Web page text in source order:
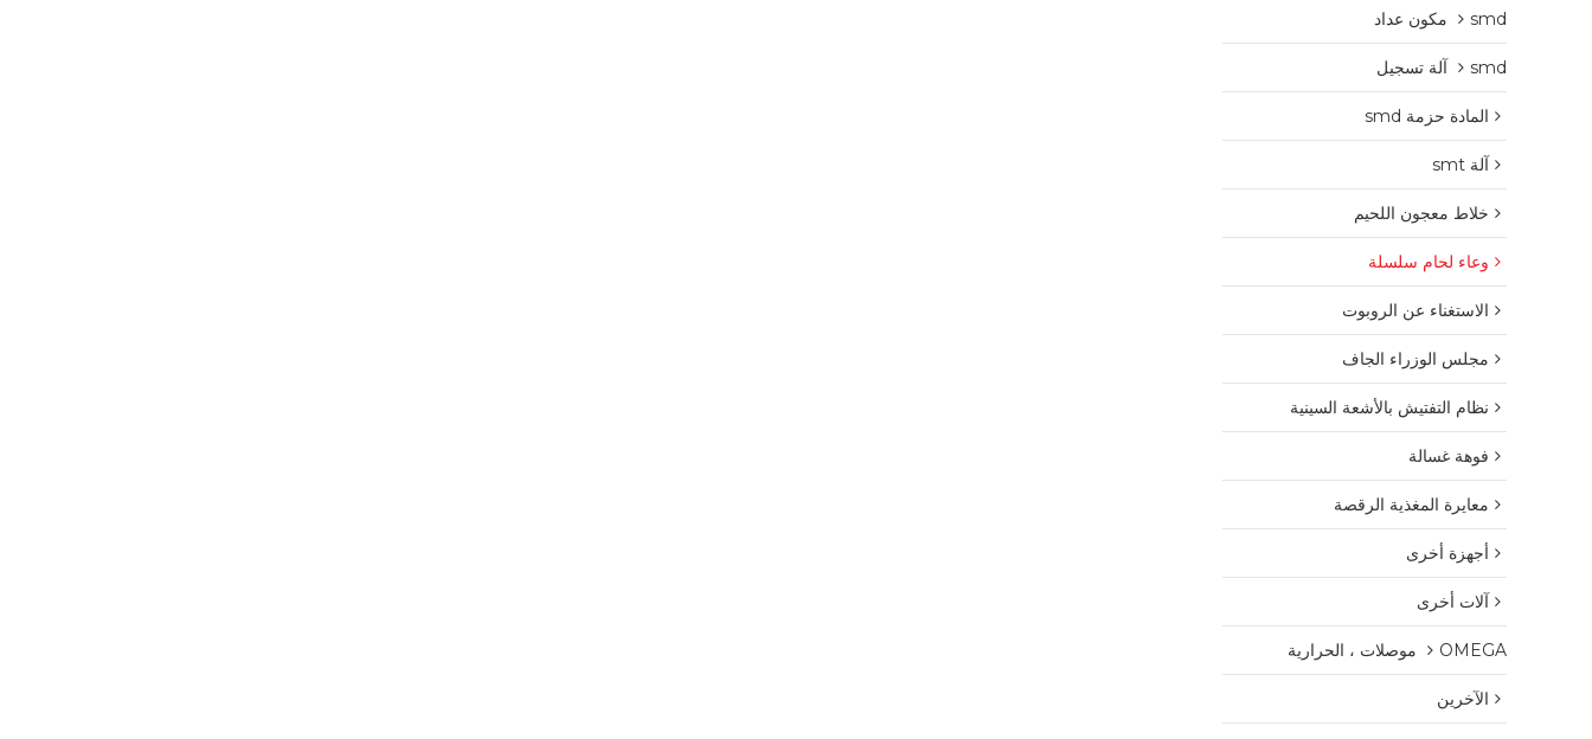
smd مكون عداد
smd آلة تسجيل
المادة حزمة smd
آلة smt
خلاط معجون اللحيم
وعاء لحام سلسلة
الاستغناء عن الروبوت
مجلس الوزراء الجاف
نظام التفتيش بالأشعة السينية
فوهة غسالة
معايرة المغذية الرقصة
أجهزة أخرى
آلات أخرى
OMEGA موصلات ، الحرارية
الآخرين